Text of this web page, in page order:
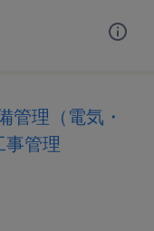
管理（電気・
管理